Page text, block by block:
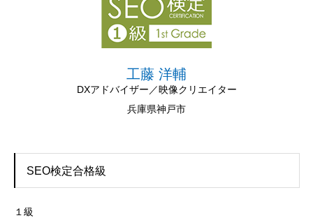
工藤 洋輔
DXアドバイザー／映像クリエイター
兵庫県神戸市
SEO検定合格級
１級